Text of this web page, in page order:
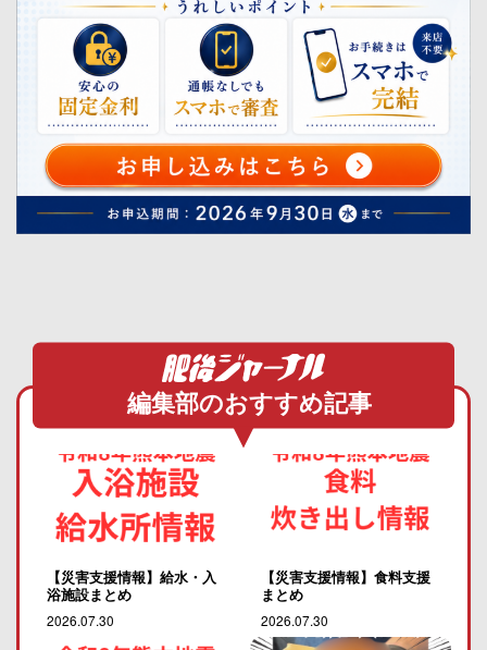
編集部のおすすめ記事
【災害支援情報】給水・入
浴施設まとめ
2026.07.30
【災害支援情報】食料支援
まとめ
2026.07.30